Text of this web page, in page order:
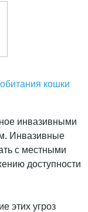
кошки
инвазивными
Инвазивные
с местными
доступности
этих угроз